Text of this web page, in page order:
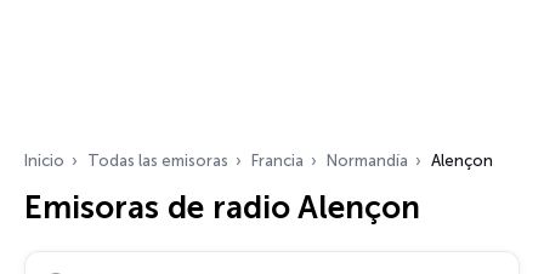
Inicio Todas las emisoras Francia Normandía Alençon
Emisoras de radio Alençon
Buscar emisoras de radio…